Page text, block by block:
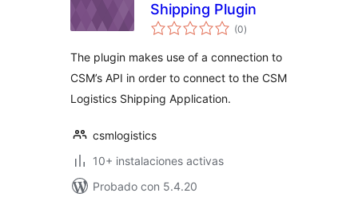
Shipping Plugin
(0total
de
)
The plugin makes use of a connection to
CSM’s API in order to connect to the CSM
Logistics Shipping Application.
csmlogistics
10+ instalaciones activas
Probado con 5.4.20